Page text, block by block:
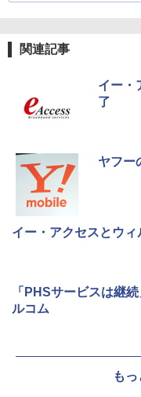
関連記事
イー・
了
ヤフー
イー・アクセスとウ
「PHSサービスは継
ルコム
も